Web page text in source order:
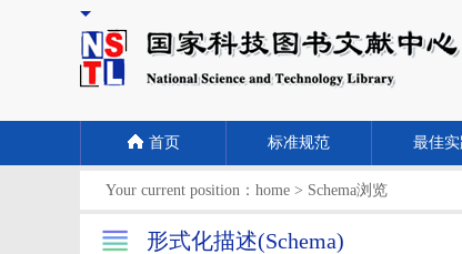
首页 标准规范 最佳
Your current position： home > Schema浏览
形式化描述(Schema)